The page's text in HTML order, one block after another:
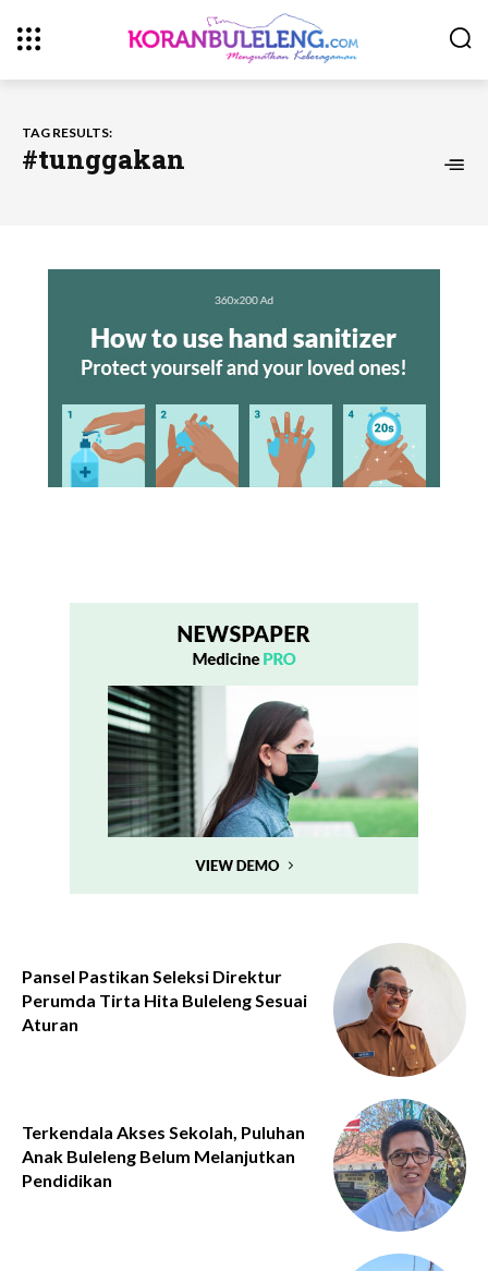
TAG RESULTS:
#tunggakan
Pansel Pastikan Seleksi Direktur
Perumda Tirta Hita Buleleng Sesuai
Aturan
Terkendala Akses Sekolah, Puluhan
Anak Buleleng Belum Melanjutkan
Pendidikan